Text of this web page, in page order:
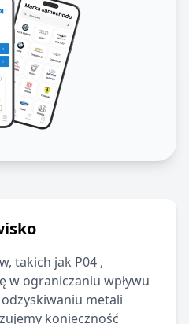
takich jak P04 ,
w ograniczaniu wpływu
metali
konieczność